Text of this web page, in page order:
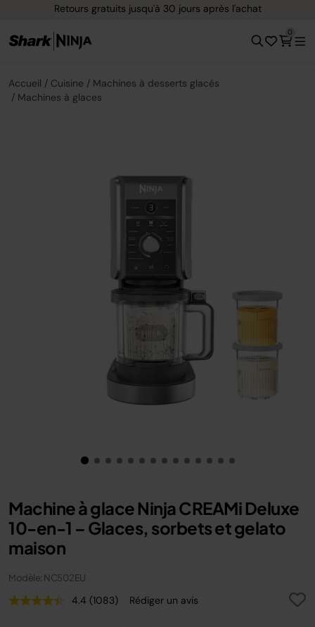
Options de paiement flexible avec Klarna
0
Accueil Cuisine
Machines à desserts glacés
Machines à glaces
Machine à glace Ninja CREAMi Deluxe
10-en-1 – Glaces, sorbets et gelato
maison
Modèle: NC502EU
4.4 Lire
(1083) Rédiger un avis